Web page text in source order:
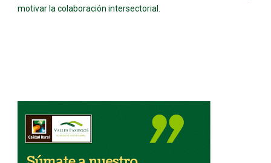
motivar la colaboración intersectorial.